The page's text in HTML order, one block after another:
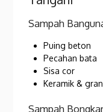
Sampah
Puing beton
Pecahan bata
Sisa cor
Keramik &
Sampah